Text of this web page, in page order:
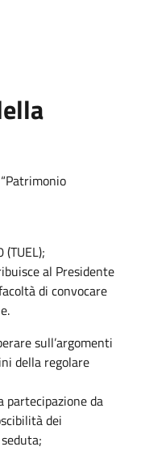
al Presidente
di convocare
sull’argomenti
della regolare
partecipazione da
dei